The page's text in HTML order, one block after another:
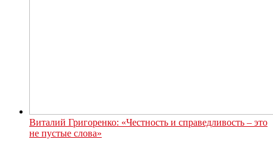
Виталий Григоренко: «Честность и справедливость – это
не пустые слова»